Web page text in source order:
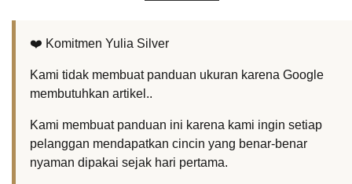
❤️ Komitmen Yulia Silver
Kami tidak membuat panduan ukuran karena Google
membutuhkan artikel..
Kami membuat panduan ini karena kami ingin setiap
pelanggan mendapatkan cincin yang benar-benar
nyaman dipakai sejak hari pertama.